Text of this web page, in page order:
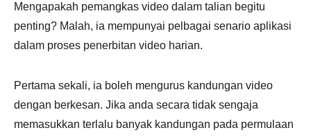
Mengapakah pemangkas video dalam talian begitu
penting? Malah, ia mempunyai pelbagai senario aplikasi
dalam proses penerbitan video harian.
Pertama sekali, ia boleh mengurus kandungan video
dengan berkesan. Jika anda secara tidak sengaja
memasukkan terlalu banyak kandungan pada permulaan